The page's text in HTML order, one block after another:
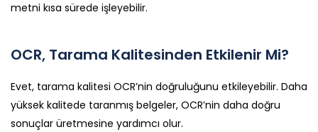
metni kısa sürede işleyebilir.
OCR, Tarama Kalitesinden Etkilenir Mi?
Evet, tarama kalitesi OCR’nin doğruluğunu etkileyebilir. Daha
yüksek kalitede taranmış belgeler, OCR’nin daha doğru
sonuçlar üretmesine yardımcı olur.